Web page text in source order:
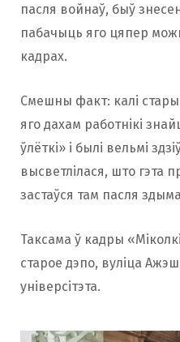
пасля войнаў, быў
пабачыць яго цяпер
кадрах.
Смешны факт: калі стары
яго дахам работнікі
ўлёткі» і былі вельмі
высветлілася, што гэта
застаўся там пасля
Таксама ў кадры
старое дэпо, вуліца
універсітэта.